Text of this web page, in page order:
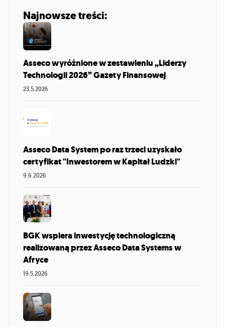
Najnowsze treści:
Asseco wyróżnione w zestawieniu „Liderzy
Technologii 2026” Gazety Finansowej
23.5.2026
Asseco Data System po raz trzeci uzyskało
certyfikat "Inwestorem w Kapitał Ludzki"
9.6.2026
BGK wspiera inwestycję technologiczną
realizowaną przez Asseco Data Systems w
Afryce
19.5.2026